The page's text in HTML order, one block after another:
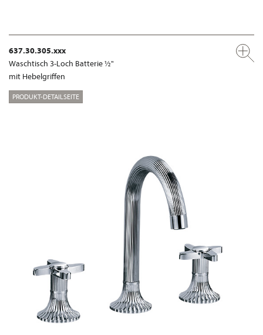
637.30.305.xxx
Waschtisch 3-Loch Batterie ½"
mit Hebelgriffen
PRODUKT-DETAILSEITE